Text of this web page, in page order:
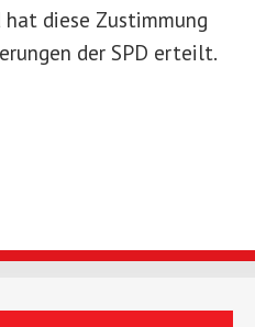
diese Zustimmung
der SPD erteilt.